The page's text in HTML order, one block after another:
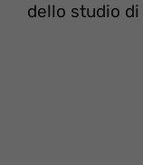
dello studio di